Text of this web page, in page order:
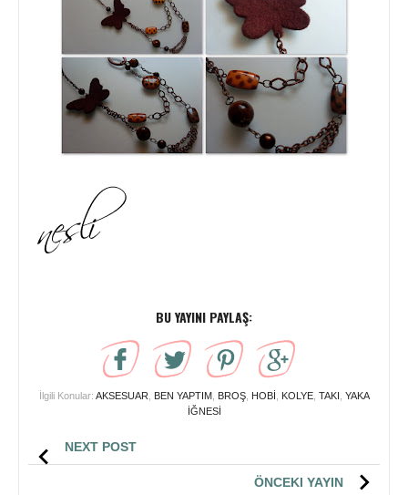
BU YAYINI PAYLAŞ:
İlgili Konular: AKSESUAR BEN YAPTIM BROŞ, HOBİ KOLYE, TAKI
YAKA
İĞNESİ
NEXT POST
ÖNCEKI YAYIN